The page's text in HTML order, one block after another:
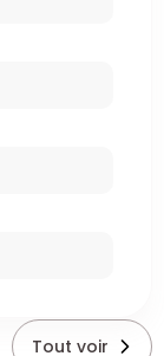
Tout voir